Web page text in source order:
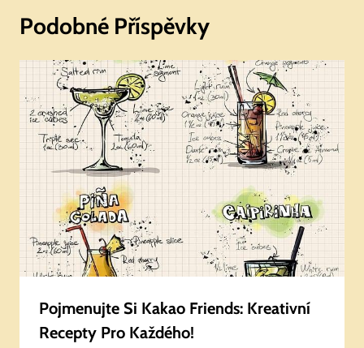
Podobné Příspěvky
Pojmenujte Si Kakao Friends: Kreativní
Recepty Pro Každého!